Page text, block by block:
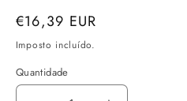
Preço
normal
€16,39 EUR
Imposto incluído.
Quantidade